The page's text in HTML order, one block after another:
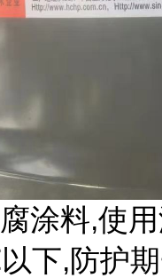
涂料,使用
下,防护